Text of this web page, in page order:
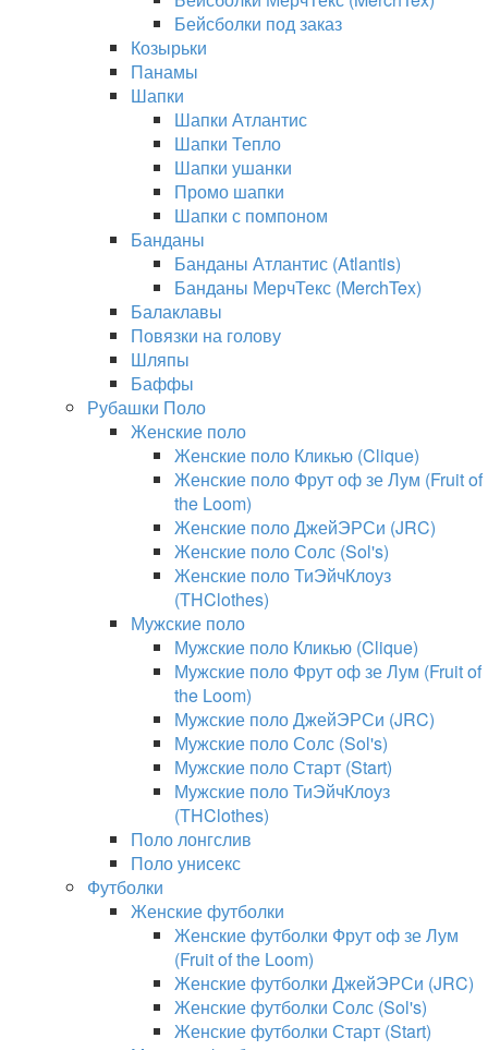
Бейсболки под заказ
Козырьки
Панамы
Шапки
Шапки Атлантис
Шапки Тепло
Шапки ушанки
Промо шапки
Шапки с помпоном
Банданы
Банданы Атлантис (Atlantis)
Банданы МерчТекс (MerchTex)
Балаклавы
Повязки на голову
Шляпы
Баффы
Рубашки Поло
Женские поло
Женские поло Кликью (Clique)
Женские поло Фрут оф зе Лум (Fruit of
the Loom)
Женские поло ДжейЭРСи (JRC)
Женские поло Солс (Sol's)
Женские поло ТиЭйчКлоуз
(THClothes)
Мужские поло
Мужские поло Кликью (Clique)
Мужские поло Фрут оф зе Лум (Fruit of
the Loom)
Мужские поло ДжейЭРСи (JRC)
Мужские поло Солс (Sol's)
Мужские поло Старт (Start)
Мужские поло ТиЭйчКлоуз
(THClothes)
Поло лонгслив
Поло унисекс
Футболки
Женские футболки
Женские футболки Фрут оф зе Лум
(Fruit of the Loom)
Женские футболки ДжейЭРСи (JRC)
Женские футболки Солс (Sol's)
Женские футболки Старт (Start)